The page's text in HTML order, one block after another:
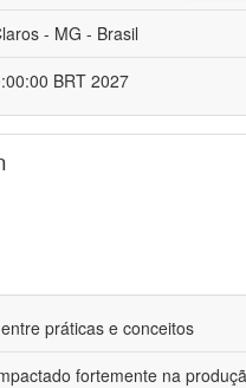
- MG - Brasil
BRT 2027
práticas e conceitos
fortemente na